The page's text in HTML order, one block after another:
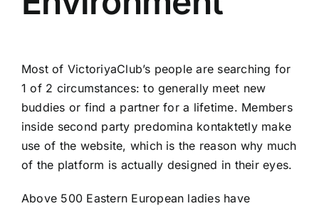
Most of VictoriyaClub’s people are searching for
1 of 2 circumstances: to generally meet new
buddies or find a partner for a lifetime. Members
inside second party predomina kontaktetly make
use of the website, which is the reason why much
of the platform is actually designed in their eyes.
Above 500 Eastern European ladies have